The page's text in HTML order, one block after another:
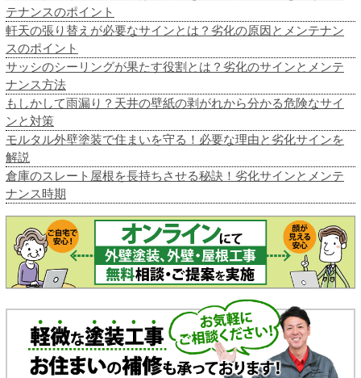
テナンスのポイント
軒天の張り替えが必要なサインとは？劣化の原因とメンテナン
スのポイント
サッシのシーリングが果たす役割とは？劣化のサインとメンテ
ナンス方法
もしかして雨漏り？天井の壁紙の剥がれから分かる危険なサイ
ンと対策
モルタル外壁塗装で住まいを守る！必要な理由と劣化サインを
解説
倉庫のスレート屋根を長持ちさせる秘訣！劣化サインとメンテ
ナンス時期